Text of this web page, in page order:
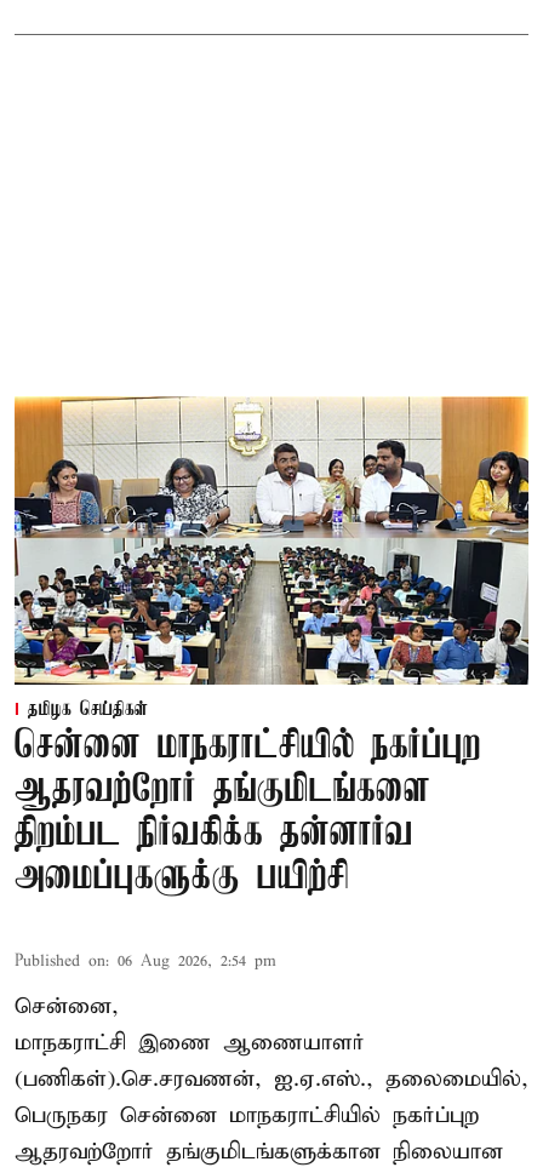
தமிழக செய்திகள்
சென்னை மாநகராட்சியில் நகர்ப்புற
ஆதரவற்றோர் தங்குமிடங்களை
திறம்பட நிர்வகிக்க தன்னார்வ
அமைப்புகளுக்கு பயிற்சி
Published on: 06 Aug 2026, 2:54 pm
சென்னை,
மாநகராட்சி இணை ஆணையாளர்
(பணிகள்).செ.சரவணன், ஐ.ஏ.எஸ்., தலைமையில்,
பெருநகர சென்னை மாநகராட்சியில் நகர்ப்புற
ஆதரவற்றோர் தங்குமிடங்களுக்கான நிலையான